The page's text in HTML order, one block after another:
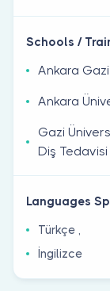
Schools /
Ankara
Ankara
Gazi
Diş
Languages
Türkçe ,
İngilizce